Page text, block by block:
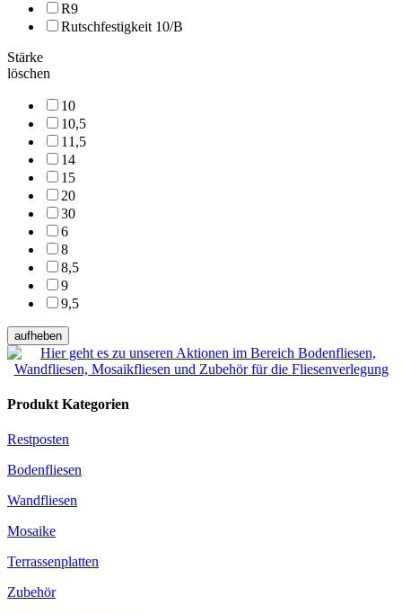
R9
Rutschfestigkeit 10/B
Stärke
löschen
10
10,5
11,5
14
15
20
30
6
8
8,5
9
9,5
aufheben
Produkt Kategorien
Restposten
Bodenfliesen
Wandfliesen
Mosaike
Terrassenplatten
Zubehör